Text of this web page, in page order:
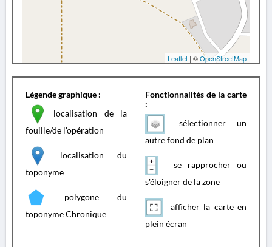
Leaflet | ©OpenStreetMap
Légende graphique :
localisation de la
fouille/de l'opération
localisation du
toponyme
polygone du
toponyme Chronique
Fonctionnalités de la carte
:
sélectionner un
autre fond de plan
se rapprocher ou
s'éloigner de la zone
afficher la carte en
plein écran